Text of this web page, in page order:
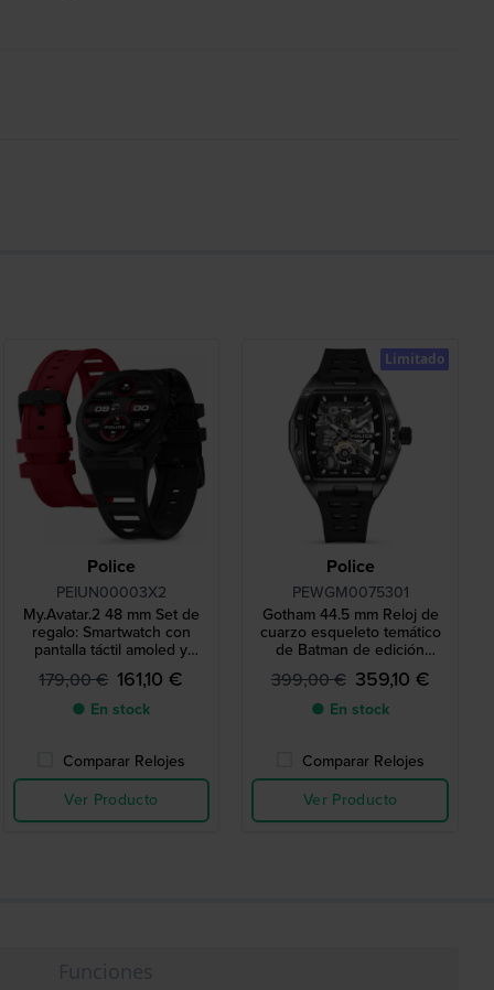
Police
PEIUN00003X2
My.Avatar.2 48 mm Set de
regalo: Smartwatch con
pantalla táctil amoled y
correa de silicona extra
179,00 € 161,10 €
● En stock
Comparar Relojes
Ver Producto
Police
PEWGM0075301
Gotham 44.5 mm Reloj de
cuarzo esqueleto temático
de Batman de edición
limitada
399,00 € 359,10 €
● En stock
Comparar Relojes
Ver Producto
Limitado